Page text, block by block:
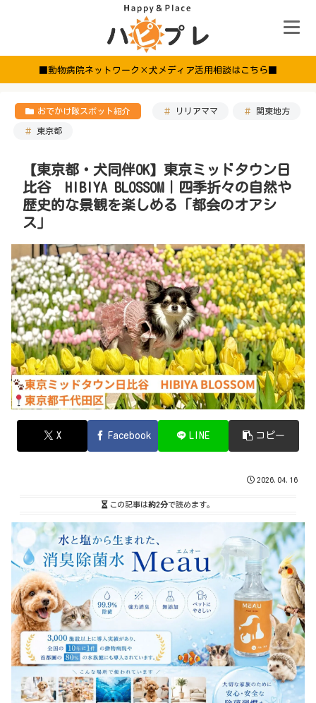
■動物病院ネットワーク×犬メディア活用相談はこちら■
おでかけ隊スポット紹介 リリアママ 関東地方
東京都
【東京都・犬同伴OK】東京ミッドタウン日
比谷 HIBIYA BLOSSOM｜四季折々の自然や
歴史的な景観を楽しめる「都会のオアシ
ス」
X Facebook LINE コピー
2026.04.16
この記事は約2分で読めます。